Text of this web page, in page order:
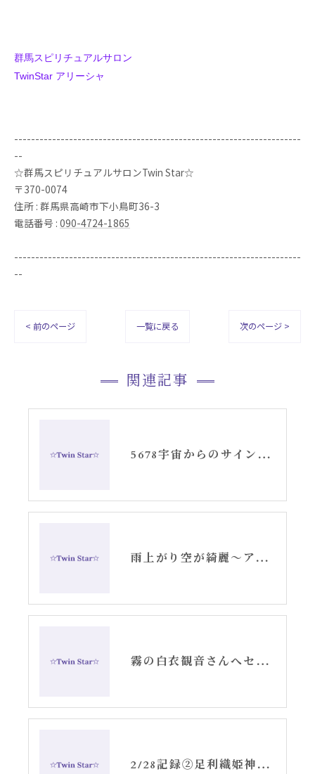
群馬スピリチュアルサロン
TwinStar アリーシャ
--------------------------------------------------------------------
--
☆群馬スピリチュアルサロンTwin Star☆
〒370-0074
住所 : 群馬県高崎市下小鳥町36-3
電話番号 : 090-4724-1865
--------------------------------------------------------------------
--
< 前のページ 一覧に戻る 次のページ >
関連記事
5678宇宙からのサイン・エンジェルナンバー
雨上がり空が綺麗〜アリーシャの呟きブログ〜
霧の白衣観音さんへセントジャーメインとGSVFを送る。
2/28記録②足利織姫神社さんへ〜マゼンタの光〜